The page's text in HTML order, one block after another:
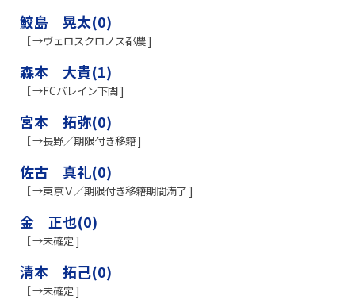
鮫島 晃太(0)
［ →ヴェロスクロノス都農 ]
森本 大貴(1)
［ →FCバレイン下関 ]
宮本 拓弥(0)
［ →長野／期限付き移籍 ]
佐古 真礼(0)
［ →東京Ｖ／期限付き移籍期間満了 ]
金 正也(0)
［ →未確定 ]
清本 拓己(0)
［ →未確定 ]